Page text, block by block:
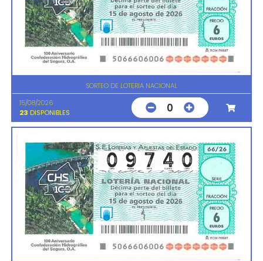
SORTEO DE LOTERIA NACIONAL
15/08/2026
23 DISPONIBLES 0